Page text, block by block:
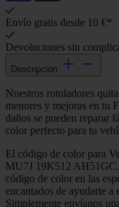
Envío gratis desde 10 €*
Devoluciones sin
Descripción
Nuestros rotuladores
menores y mejoras en tu
daños se pueden reparar
color perfecto para tu
El código de color para
MU7J 19K512 AH51GC.
código de color en las
encantados de ayudarte
Simplemente envíanos